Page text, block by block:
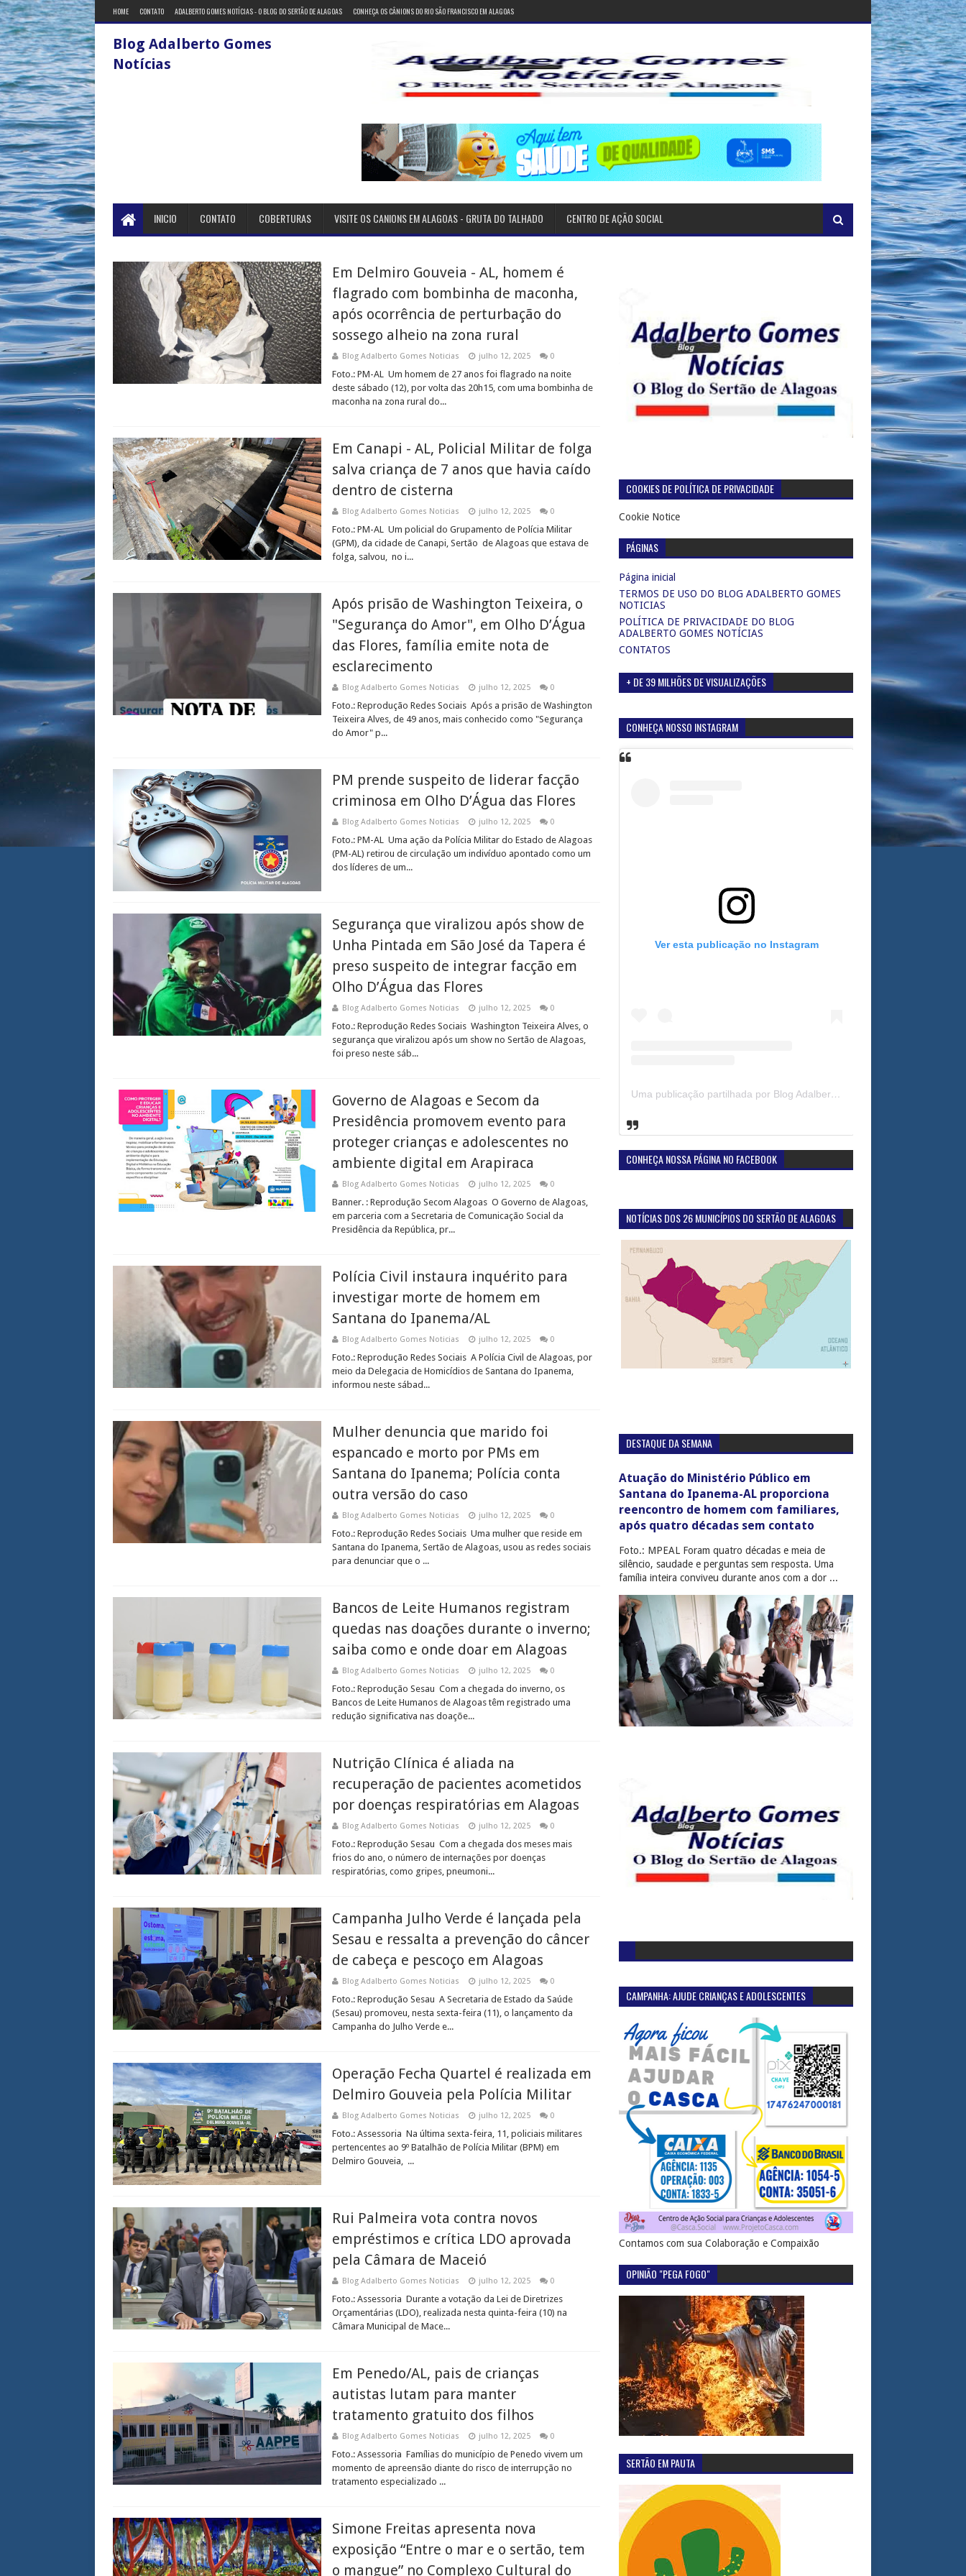
HOME CONTATO ADALBERTO GOMES NOTÍCIAS - O BLOG DO SERTÃO DE ALAGOAS CONHEÇA OS CÂNIONS DO RIO SÃO FRANCISCO EM ALAGOAS
Blog Adalberto Gomes
Notícias
INICIO CONTATO COBERTURAS VISITE OS CANIONS EM ALAGOAS - GRUTA DO TALHADO CENTRO DE AÇÃO SOCIAL
Em Delmiro Gouveia - AL, homem é
flagrado com bombinha de maconha,
após ocorrência de perturbação do
sossego alheio na zona rural
Blog Adalberto Gomes Noticias julho 12, 2025 0
Foto.: PM-AL Um homem de 27 anos foi flagrado na noite
deste sábado (12), por volta das 20h15, com uma bombinha de
maconha na zona rural do...
Em Canapi - AL, Policial Militar de folga
salva criança de 7 anos que havia caído
dentro de cisterna
Blog Adalberto Gomes Noticias julho 12, 2025 0
Foto.: PM-AL Um policial do Grupamento de Polícia Militar
(GPM), da cidade de Canapi, Sertão de Alagoas que estava de
folga, salvou, no i...
Após prisão de Washington Teixeira, o
"Segurança do Amor", em Olho D’Água
das Flores, família emite nota de
esclarecimento
Blog Adalberto Gomes Noticias julho 12, 2025 0
Foto.: Reprodução Redes Sociais Após a prisão de Washington
Teixeira Alves, de 49 anos, mais conhecido como "Segurança
do Amor" p...
PM prende suspeito de liderar facção
criminosa em Olho D’Água das Flores
Blog Adalberto Gomes Noticias julho 12, 2025 0
Foto.: PM-AL Uma ação da Polícia Militar do Estado de Alagoas
(PM-AL) retirou de circulação um indivíduo apontado como um
dos líderes de um...
Segurança que viralizou após show de
Unha Pintada em São José da Tapera é
preso suspeito de integrar facção em
Olho D’Água das Flores
Blog Adalberto Gomes Noticias julho 12, 2025 0
Foto.: Reprodução Redes Sociais Washington Teixeira Alves, o
segurança que viralizou após um show no Sertão de Alagoas,
foi preso neste sáb...
Governo de Alagoas e Secom da
Presidência promovem evento para
proteger crianças e adolescentes no
ambiente digital em Arapiraca
Blog Adalberto Gomes Noticias julho 12, 2025 0
Banner. : Reprodução Secom Alagoas O Governo de Alagoas,
em parceria com a Secretaria de Comunicação Social da
Presidência da República, pr...
Polícia Civil instaura inquérito para
investigar morte de homem em
Santana do Ipanema/AL
Blog Adalberto Gomes Noticias julho 12, 2025 0
Foto.: Reprodução Redes Sociais A Polícia Civil de Alagoas, por
meio da Delegacia de Homicídios de Santana do Ipanema,
informou neste sábad...
Mulher denuncia que marido foi
espancado e morto por PMs em
Santana do Ipanema; Polícia conta
outra versão do caso
Blog Adalberto Gomes Noticias julho 12, 2025 0
Foto.: Reprodução Redes Sociais Uma mulher que reside em
Santana do Ipanema, Sertão de Alagoas, usou as redes sociais
para denunciar que o ...
Bancos de Leite Humanos registram
quedas nas doações durante o inverno;
saiba como e onde doar em Alagoas
Blog Adalberto Gomes Noticias julho 12, 2025 0
Foto.: Reprodução Sesau Com a chegada do inverno, os
Bancos de Leite Humanos de Alagoas têm registrado uma
redução significativa nas doaçõe...
Nutrição Clínica é aliada na
recuperação de pacientes acometidos
por doenças respiratórias em Alagoas
Blog Adalberto Gomes Noticias julho 12, 2025 0
Foto.: Reprodução Sesau Com a chegada dos meses mais
frios do ano, o número de internações por doenças
respiratórias, como gripes, pneumoni...
Campanha Julho Verde é lançada pela
Sesau e ressalta a prevenção do câncer
de cabeça e pescoço em Alagoas
Blog Adalberto Gomes Noticias julho 12, 2025 0
Foto.: Reprodução Sesau A Secretaria de Estado da Saúde
(Sesau) promoveu, nesta sexta-feira (11), o lançamento da
Campanha do Julho Verde e...
Operação Fecha Quartel é realizada em
Delmiro Gouveia pela Polícia Militar
Blog Adalberto Gomes Noticias julho 12, 2025 0
Foto.: Assessoria Na última sexta-feira, 11, policiais militares
pertencentes ao 9º Batalhão de Polícia Militar (BPM) em
Delmiro Gouveia, ...
Rui Palmeira vota contra novos
empréstimos e crítica LDO aprovada
pela Câmara de Maceió
Blog Adalberto Gomes Noticias julho 12, 2025 0
Foto.: Assessoria Durante a votação da Lei de Diretrizes
Orçamentárias (LDO), realizada nesta quinta-feira (10) na
Câmara Municipal de Mace...
Em Penedo/AL, pais de crianças
autistas lutam para manter
tratamento gratuito dos filhos
Blog Adalberto Gomes Noticias julho 12, 2025 0
Foto.: Assessoria Famílias do município de Penedo vivem um
momento de apreensão diante do risco de interrupção no
tratamento especializado ...
Simone Freitas apresenta nova
exposição “Entre o mar e o sertão, tem
o mangue” no Complexo Cultural do
COOKIES DE POLÍTICA DE PRIVACIDADE
Cookie Notice
PÁGINAS
Página inicial
TERMOS DE USO DO BLOG ADALBERTO GOMES
NOTICIAS
POLÍTICA DE PRIVACIDADE DO BLOG
ADALBERTO GOMES NOTÍCIAS
CONTATOS
+ DE 39 MILHÕES DE VISUALIZAÇÕES
CONHEÇA NOSSO INSTAGRAM
Ver esta publicação no Instagram
Uma publicação partilhada por Blog Adalberto Gomes Noticias (@blogadalbertogomesnoticiass)
CONHEÇA NOSSA PÁGINA NO FACEBOOK
NOTÍCIAS DOS 26 MUNICÍPIOS DO SERTÃO DE ALAGOAS
DESTAQUE DA SEMANA
Atuação do Ministério Público em
Santana do Ipanema-AL proporciona
reencontro de homem com familiares,
após quatro décadas sem contato
Foto.: MPEAL Foram quatro décadas e meia de
silêncio, saudade e perguntas sem resposta. Uma
família inteira conviveu durante anos com a dor ...
CAMPANHA: AJUDE CRIANÇAS E ADOLESCENTES
Contamos com sua Colaboração e Compaixão
OPINIÃO "PEGA FOGO"
SERTÃO EM PAUTA